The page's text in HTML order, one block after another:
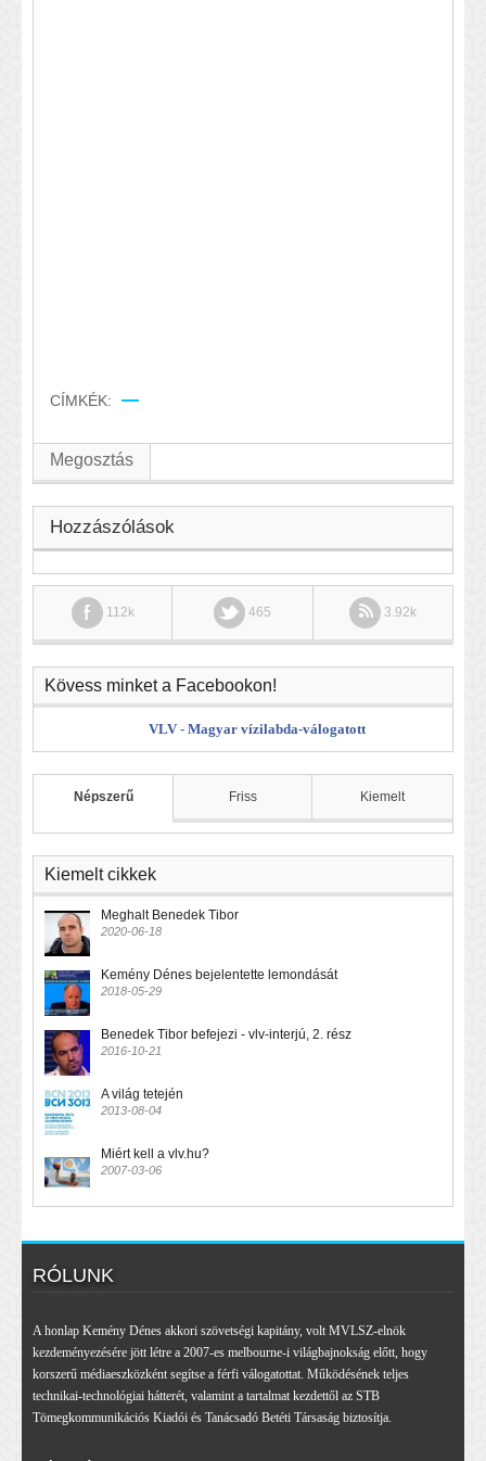
CÍMKÉK:
Megosztás
Hozzászólások
112k 465 3.92k
Kövess minket a Facebookon!
VLV - Magyar vízilabda-válogatott
Népszerű Friss Kiemelt
Kiemelt cikkek
Meghalt Benedek Tibor
2020-06-18
Kemény Dénes bejelentette lemondását
2018-05-29
Benedek Tibor befejezi - vlv-interjú, 2. rész
2016-10-21
A világ tetején
2013-08-04
Miért kell a vlv.hu?
2007-03-06
RÓLUNK
A honlap Kemény Dénes akkori szövetségi kapitány, volt MVLSZ-elnök
kezdeményezésére jött létre a 2007-es melbourne-i világbajnokság előtt, hogy
korszerű médiaeszközként segítse a férfi válogatottat. Működésének teljes
technikai-technológiai hátterét, valamint a tartalmat kezdettől az STB
Tömegkommunikációs Kiadói és Tanácsadó Betéti Társaság biztosítja.